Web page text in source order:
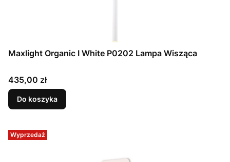
Maxlight Organic I White P0202 Lampa Wisząca
Cena
435,00 zł
Do koszyka
Wyprzedaż